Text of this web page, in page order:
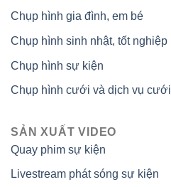
Chụp hình gia đình, em bé
Chụp hình sinh nhật, tốt nghiệp
Chụp hình sự kiện
Chụp hình cưới và dịch vụ cưới
SẢN XUẤT VIDEO
Quay phim sự kiện
Livestream phát sóng sự kiện